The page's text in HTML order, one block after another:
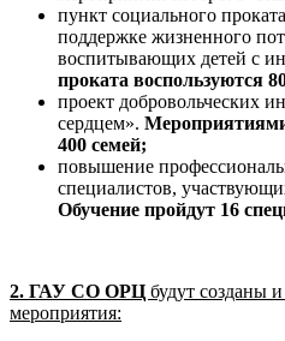
пункт социального
поддержке жизненного
воспитывающих детей с
проката воспользуются
проект добровольческих
сердцем».
400 семей;
повышение
специалистов,
Обучение пройдут 16
2. ГАУ СО ОРЦ будут созданы
мероприятия: